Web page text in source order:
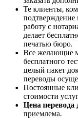
Те клиенты,
подтверждение
работу с
делает
печатью бюро.
Все желающие
бесплатного
целый пакет
переводы
Постоянные
стоимости
Цена перевода
приемлема.